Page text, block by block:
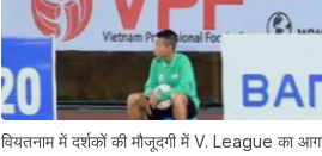
वियतनाम में दर्शकों की मौजूदगी में V. League का